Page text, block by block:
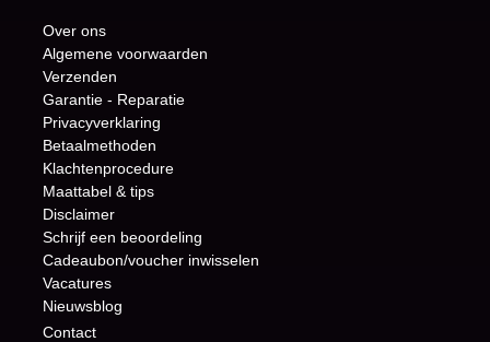
Over ons
Algemene voorwaarden
Verzenden
Garantie - Reparatie
Privacyverklaring
Betaalmethoden
Klachtenprocedure
Maattabel & tips
Disclaimer
Schrijf een beoordeling
Cadeaubon/voucher inwisselen
Vacatures
Nieuwsblog
Contact